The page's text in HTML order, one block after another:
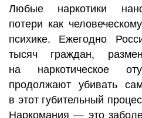
Любые наркотики
потери как
психике. Ежегодно
тысяч граждан,
на наркотическое
продолжают убивать
в этот губительный
Наркомания — это